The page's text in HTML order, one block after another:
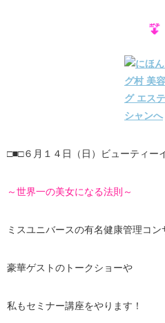
□■□６月１４日（日）ビューティー
～世界一の美女になる法則～
ミスユニバースの有名健康管理コ
豪華ゲストのトークショーや
私もセミナー講座をやります！